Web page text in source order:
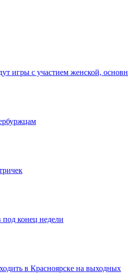
игры с участием женской,
под конец недели
в Красноярске на выходных